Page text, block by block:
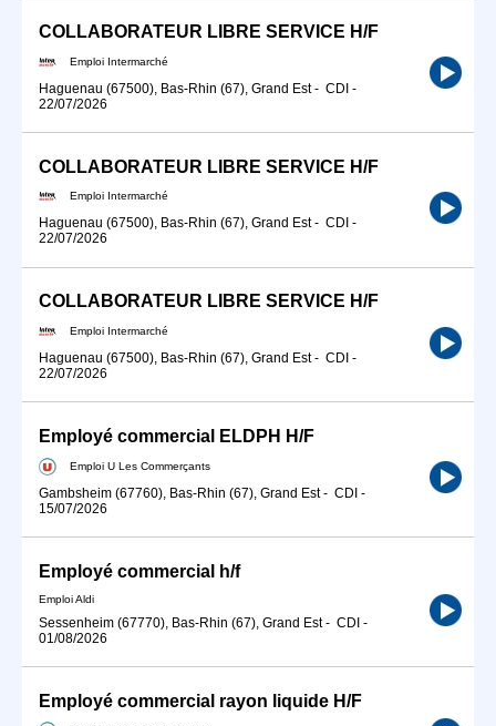
COLLABORATEUR LIBRE SERVICE H/F
Emploi Intermarché
Haguenau (67500), Bas-Rhin (67), Grand Est- CDI -
22/07/2026
COLLABORATEUR LIBRE SERVICE H/F
Emploi Intermarché
Haguenau (67500), Bas-Rhin (67), Grand Est- CDI -
22/07/2026
COLLABORATEUR LIBRE SERVICE H/F
Emploi Intermarché
Haguenau (67500), Bas-Rhin (67), Grand Est- CDI -
22/07/2026
Employé commercial ELDPH H/F
Emploi U Les Commerçants
Gambsheim (67760), Bas-Rhin (67), Grand Est- CDI -
15/07/2026
Employé commercial h/f
Emploi Aldi
Sessenheim (67770), Bas-Rhin (67), Grand Est- CDI -
01/08/2026
Employé commercial rayon liquide H/F